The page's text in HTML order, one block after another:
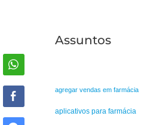
Assuntos
agregar vendas em farmácia
aplicativos para farmácia